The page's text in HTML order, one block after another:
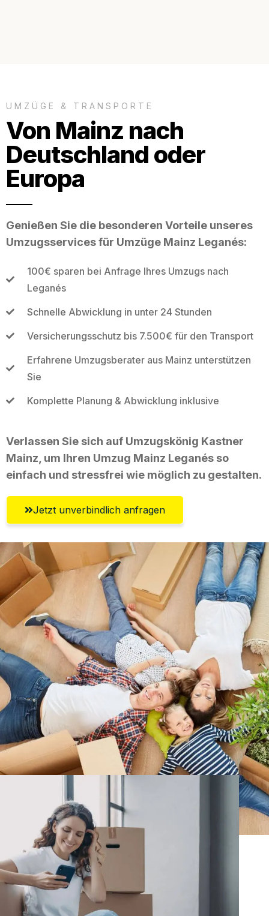
UMZÜGE & TRANSPORTE
Von Mainz nach
Deutschland oder
Europa
Genießen Sie die besonderen Vorteile unseres
Umzugsservices für Umzüge Mainz Leganés:
100€ sparen bei Anfrage Ihres Umzugs nach
Leganés
Schnelle Abwicklung in unter 24 Stunden
Versicherungsschutz bis 7.500€ für den Transport
Erfahrene Umzugsberater aus Mainz unterstützen
Sie
Komplette Planung & Abwicklung inklusive
Verlassen Sie sich auf Umzugskönig Kastner
Mainz, um Ihren Umzug Mainz Leganés so
einfach und stressfrei wie möglich zu gestalten.
Jetzt unverbindlich anfragen